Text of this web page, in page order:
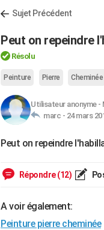
Sujet Précédent
Peut on repeindre
Résolu
Peinture Pierre Cheminée
Utilisateur anonyme-
marc - 24 mars
Peut on repeindre
Répondre (12)
A voir également:
Peinture pierre cheminée